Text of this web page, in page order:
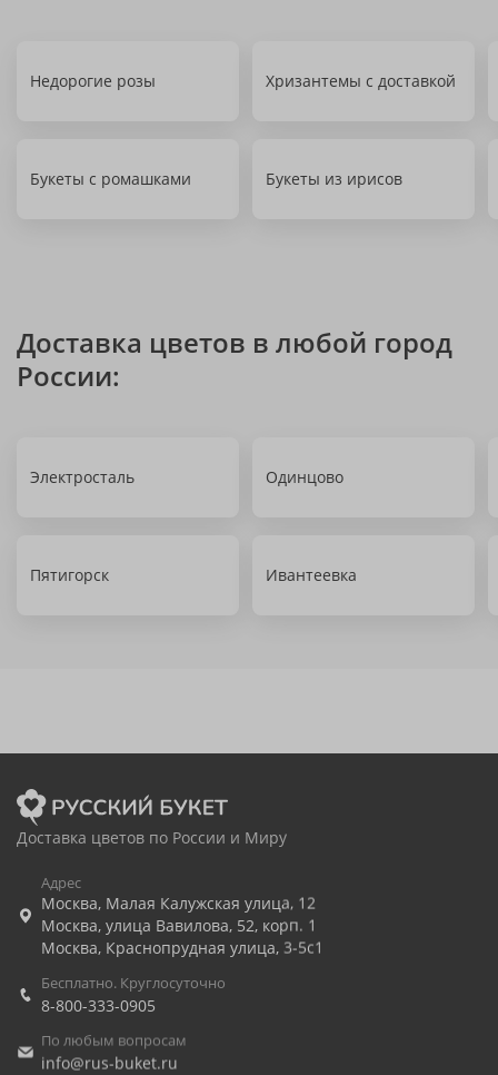
Недорогие розы Хризантемы с доставкой
Букеты с ромашками Букеты из ирисов
Доставка цветов в любой город
России:
Электросталь Одинцово
Пятигорск Ивантеевка
Доставка цветов по России и Миру
Адрес
Москва, Малая Калужская улица, 12
Москва, улица Вавилова, 52, корп. 1
Москва, Краснопрудная улица, 3-5с1
Бесплатно. Круглосуточно
8-800-333-0905
По любым вопросам
info@rus-buket.ru